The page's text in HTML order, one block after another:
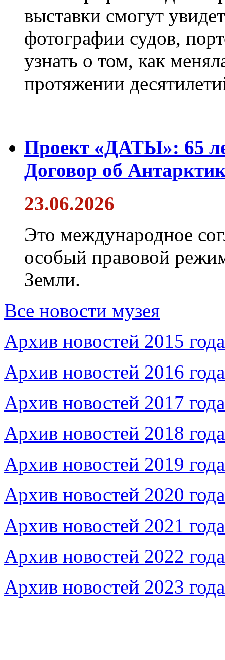
выставки смогут
фотографии судов,
узнать о том, как
протяжении
Проект «ДАТЫ»: 65
Договор об
23.06.2026
Это международное
особый правовой
Земли.
Все новости музея
Архив новостей 2015 года
Архив новостей 2016 года
Архив новостей 2017 года
Архив новостей 2018 года
Архив новостей 2019 года
Архив новостей 2020 года
Архив новостей 2021 года
Архив новостей 2022 года
Архив новостей 2023 года